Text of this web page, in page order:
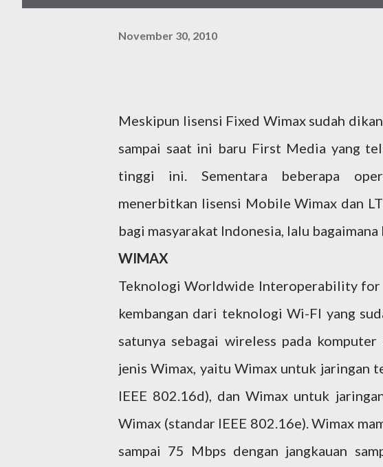
November 30, 2010
Meskipun lisensi Fixed Wimax sudah
sampai saat ini baru First Media yang
tinggi ini. Sementara beberapa
menerbitkan lisensi Mobile Wimax dan
bagi masyarakat Indonesia, lalu
WIMAX
Teknologi Worldwide Interoperability for
kembangan dari teknologi Wi-FI yang
satunya sebagai wireless pada
jenis Wimax, yaitu Wimax untuk jaringan
IEEE 802.16d), dan Wimax untuk
Wimax (standar IEEE 802.16e). Wimax
sampai 75 Mbps dengan jangkauan